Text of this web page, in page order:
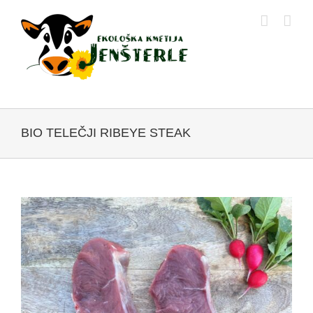
content
BIO TELEČJI RIBEYE STEAK